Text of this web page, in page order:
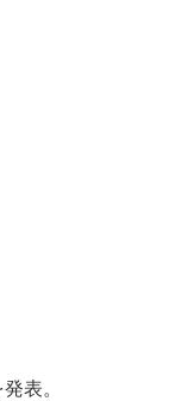
表。